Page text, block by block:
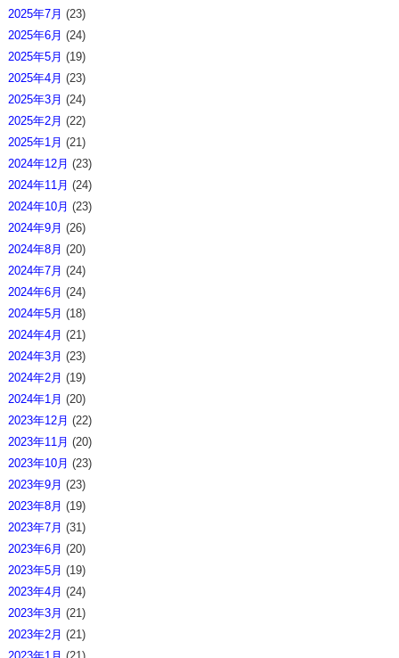
2025年7月 (23)
2025年6月 (24)
2025年5月 (19)
2025年4月 (23)
2025年3月 (24)
2025年2月 (22)
2025年1月 (21)
2024年12月 (23)
2024年11月 (24)
2024年10月 (23)
2024年9月 (26)
2024年8月 (20)
2024年7月 (24)
2024年6月 (24)
2024年5月 (18)
2024年4月 (21)
2024年3月 (23)
2024年2月 (19)
2024年1月 (20)
2023年12月 (22)
2023年11月 (20)
2023年10月 (23)
2023年9月 (23)
2023年8月 (19)
2023年7月 (31)
2023年6月 (20)
2023年5月 (19)
2023年4月 (24)
2023年3月 (21)
2023年2月 (21)